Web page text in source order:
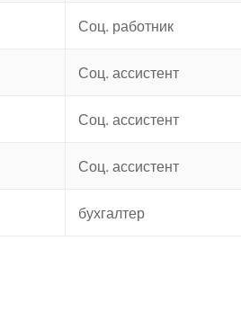
Соц. работник
Соц. ассистент
Соц. ассистент
Соц. ассистент
бухгалтер